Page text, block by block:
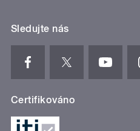
Sledujte nás
Certifikováno